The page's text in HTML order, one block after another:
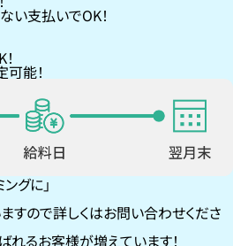
い支払いでOK！
能！
グに」
すので詳しくはお問い合わせくださ
るお客様が増えています！